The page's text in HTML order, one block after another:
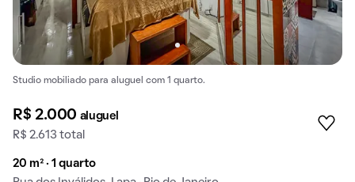
Studio mobiliado para aluguel com 1 quarto.
R$ 2.000 aluguel
R$ 2.613 total
20 m² · 1 quarto